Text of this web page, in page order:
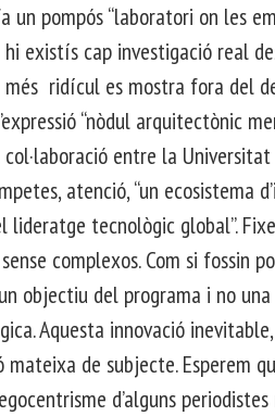
un pompós “laboratori on les
existís cap investigació real
més ridícul es mostra fora del
“nòdul arquitectònic
entre la
atenció, “un ecosistema
tecnològic global”.
complexos. Com si fossin
objectiu del programa i no una
Aquesta innovació
de subjecte. Esperem
d’alguns periodistes